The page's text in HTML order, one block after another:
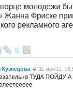
молодежи
Жанна Фриске
рекламного
Кузнецова # 11 мая’11,
ТУДА ПОЙДУ